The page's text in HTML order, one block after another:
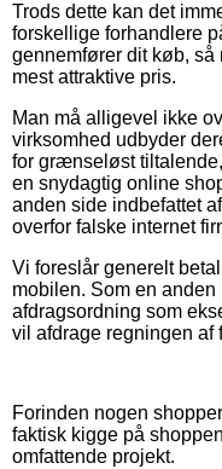
Trods dette kan det
forskellige forhandlere
gennemfører dit køb, så
mest attraktive pris.
Man må alligevel ikke
virksomhed udbyder
for grænseløst
en snydagtig online
anden side indbefattet
overfor falske internet
Vi foreslår generelt
mobilen. Som en
afdragsordning som
vil afdrage regningen af
Forinden nogen
faktisk kigge på
omfattende projekt.